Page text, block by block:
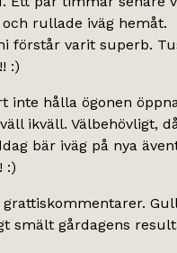
rullade iväg hemåt.
förstår varit superb.
:)
inte hålla ögonen
ikväll. Välbehövligt,
bär iväg på nya
:)
smält gårdagens